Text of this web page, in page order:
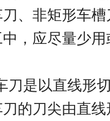
、非矩形车
，应尽量少
是以直线形
的刀尖由直